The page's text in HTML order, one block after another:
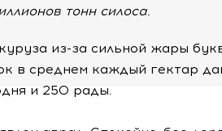
тонн силоса.
из-за сильной жары
в среднем каждый гектар
и 250 рады.